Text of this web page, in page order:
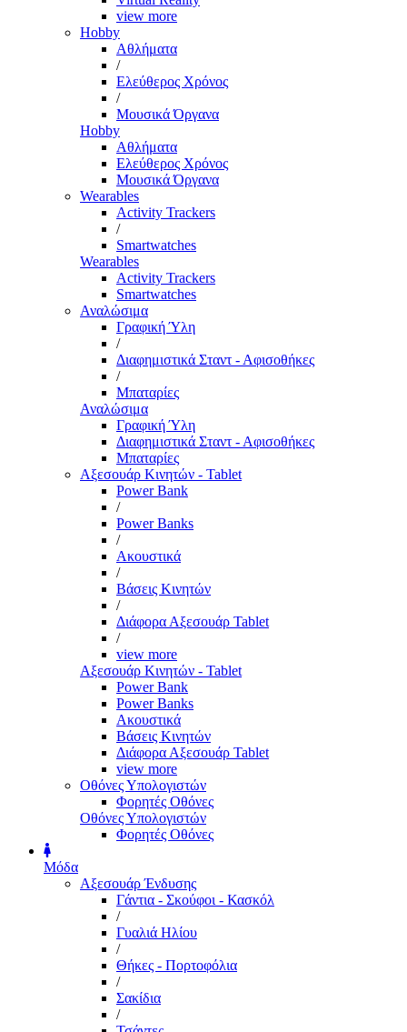
view more
Hobby
Αθλήματα
/
Ελεύθερος Χρόνος
/
Μουσικά Όργανα
Hobby
Αθλήματα
Ελεύθερος Χρόνος
Μουσικά Όργανα
Wearables
Activity Trackers
/
Smartwatches
Wearables
Activity Trackers
Smartwatches
Αναλώσιμα
Γραφική Ύλη
/
Διαφημιστικά Σταντ - Αφισοθήκες
/
Μπαταρίες
Αναλώσιμα
Γραφική Ύλη
Διαφημιστικά Σταντ - Αφισοθήκες
Μπαταρίες
Αξεσουάρ Κινητών - Tablet
Power Bank
/
Power Banks
/
Ακουστικά
/
Βάσεις Κινητών
/
Διάφορα Αξεσουάρ Tablet
/
view more
Αξεσουάρ Κινητών - Tablet
Power Bank
Power Banks
Ακουστικά
Βάσεις Κινητών
Διάφορα Αξεσουάρ Tablet
view more
Οθόνες Υπολογιστών
Φορητές Οθόνες
Οθόνες Υπολογιστών
Φορητές Οθόνες
Μόδα
Αξεσουάρ Ένδυσης
Γάντια - Σκούφοι - Κασκόλ
/
Γυαλιά Ηλίου
/
Θήκες - Πορτοφόλια
/
Σακίδια
/